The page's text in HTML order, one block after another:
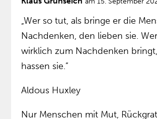
„Wer so tut, als bringe er die
Nachdenken, den lieben sie.
wirklich zum Nachdenken
hassen sie.”
Aldous Huxley
Nur Menschen mit Mut,